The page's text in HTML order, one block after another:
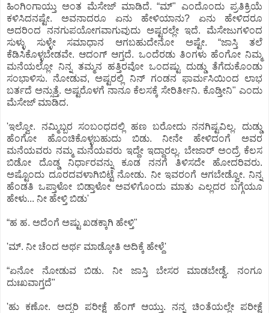
ಹಿಂಗಿಂಗಾಯ್ತು ಅಂತ ಮೆಸೇಜ್ ಮಾಡಿದೆ. “ಮ್" ಎಂದೊಂದು ಪ್ರತಿಕ್ರಿಯೆ
ಕಳಿಸಿದನಷ್ಟೇ. ಅವನಾದರೂ ಏನು ಹೇಳಿಯಾನು? ಏನು ಹೇಳಿದರೂ
ಅದರಿಂದ ನನಗುಪಯೋಗವಾಗುವುದು ಅಷ್ಟರಲ್ಲೇ ಇದೆ. ಮೆಸೇಜುಗಳಿಂದ
ಸುಳ್ಳು ಸುಳ್ಳೇ ಸಮಾಧಾನ ಆಗಬಹುದೇನೋ ಅಷ್ಟೇ. “ಜಾಸ್ತಿ ತಲೆ
ಕೆಡಿಸಿಕೊಳ್ಳಬೇಡವೇ. ಆದಂಗ್ ಆಗ್ತದೆ. ಒಂದೆರಡು ತಿಂಗಳು ಹೆಂಗೋ ನಿಮ್ಮ
ಮನೆಯಲ್ಲೋ ನಿನ್ನ ತಮ್ಮನ ಹತ್ತಿರವೋ ಒಂದಷ್ಟು ದುಡ್ಡು ತೆಗೆದುಕೊಂಡು
ಸಂಭಾಳಿಸು. ನೋಡುವ, ಅಷ್ಟರಲ್ಲಿ ನಿನ್ ಗಂಡನ ಫಾರ್ಮಸಿಯಿಂದ ಲಾಭ
ಬರ್ತದೆ ಅನ್ಸುತ್ತೆ. ಅಷ್ಟರೊಳಗೆ ನಾನೂ ಕೆಲಸಕ್ಕೆ ಸೇರಿರ್ತೀನಿ. ಕೊಡ್ತೀನಿ" ಎಂದು
ಮೆಸೇಜ್ ಮಾಡಿದ.
'ಇಲ್ವೋ. ನಮ್ಮಿಬ್ಬರ ಸಂಬಂಧದಲ್ಲಿ ಹಣ ಬರೋದು ನನಗಿಷ್ಟವಿಲ್ಲ. ದುಡ್ಡು
ಹೆಂಗೋ ಹೊಂಚಿಕೊಳ್ಳಬಹುದು ಬಿಡು. ನೀನೇ ಹೇಳಿದಂಗೆ ಅವರ
ಮನೆಯವರು ನಮ್ಮ ಮನೆಯವರು ಇದ್ದೇ ಇದ್ದಾರಲ್ಲ. ಬೇಜಾರ್ ಅಂದ್ರೆ ಕೆಲಸ
ಬಿಡೋ ದೊಡ್ಡ ನಿರ್ಧಾರವನ್ನು ಕೂಡ ನನಗೆ ತಿಳಿಸದೇ ಹೋದರಿವರು.
ಅಷ್ಟೊಂದು ದೂರದವಳಾಗಿಬಿಟ್ಟೆ ನೋಡು. ನೀ ಇವರಂಗೆ ಆಗಬೇಡ್ವೋ. ನಿನ್ನ
ಹೆಂಡತಿ ಒಪ್ತಾಳೋ ಬಿಡ್ತಾಳೋ ಅವಳಿಗೊಂದು ಮಾತು ಎಲ್ಲದರ ಬಗ್ಗೆಯೂ
ಹೇಳು... ನೀ ಹೇಳ್ತಿ ಬಿಡು'
“ಹ ಹ. ಅದೆಂಗೆ ಅಷ್ಟು ಖಡಕ್ಕಾಗಿ ಹೇಳ್ತಿ"
'ಮ್. ನೀ ಚೆಂದ ಅರ್ಥ ಮಾಡ್ಕೋತಿ ಅದಿಕ್ಕೆ ಹೇಳ್ದೆ'
“ಏನೋ ನೋಡುವ ಬಿಡು. ನೀ ಜಾಸ್ತಿ ಬೇಸರ ಮಾಡಬೇಡ್ವೆ. ನಂಗೂ
ದುಃಖವಾಗ್ತದೆ"
'ಹು ಕಣೋ. ಅದ್ಸರಿ ಪರೀಕ್ಷೆ ಹೆಂಗ್ ಆಯ್ತು. ನನ್ನ ಚಿಂತೆಯಲ್ಲೇ ಪರೀಕ್ಷೆ